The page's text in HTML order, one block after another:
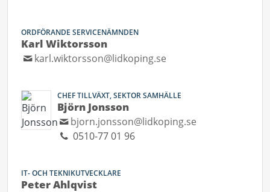
ORDFÖRANDE SERVICENÄMNDEN
Karl Wiktorsson
karl.wiktorsson@lidkoping.se
CHEF TILLVÄXT, SEKTOR SAMHÄLLE
Björn Jonsson
bjorn.jonsson@lidkoping.se
0510-77 01 96
IT- OCH TEKNIKUTVECKLARE
Peter Ahlqvist